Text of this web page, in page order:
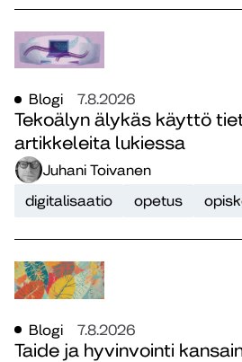
Blogi 7.8.2026
Tekoälyn älykäs käyttö
artikkeleita lukiessa
Juhani Toivanen
digitalisaatio
opetus
Blogi 7.8.2026
Taide ja hyvinvointi